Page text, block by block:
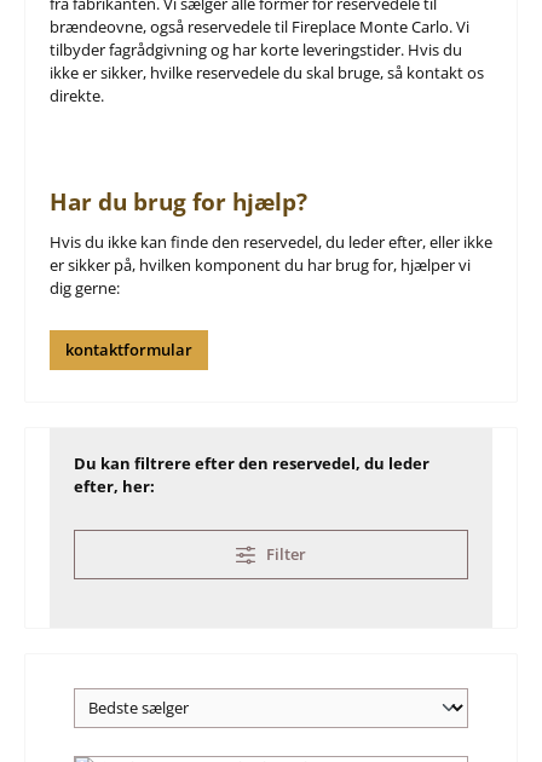
brændeovne, også reservedele til Fireplace Monte Carlo. Vi
tilbyder fagrådgivning og har korte leveringstider. Hvis du
ikke er sikker, hvilke reservedele du skal bruge, så kontakt os
direkte.
Har du brug for hjælp?
Hvis du ikke kan finde den reservedel, du leder efter, eller ikke
er sikker på, hvilken komponent du har brug for, hjælper vi
dig gerne:
kontaktformular
Du kan filtrere efter den reservedel, du leder
efter, her:
Filter